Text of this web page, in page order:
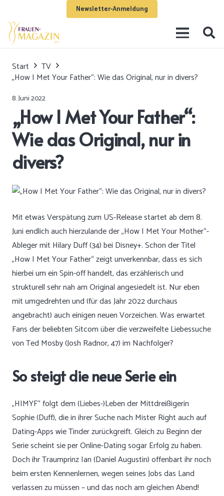
Newsletter-Anmeldung
Start
TV
„How I Met Your Father“: Wie das Original, nur in divers?
8. Juni 2022
„How I Met Your Father“:
Wie das Original, nur in
divers?
Mit etwas Verspätung zum US-Release startet ab dem 8.
Juni endlich auch hierzulande der „How I Met Your Mother“-
Ableger mit Hilary Duff (34) bei Disney+. Schon der Titel
„How I Met Your Father“ zeigt unverkennbar, dass es sich
hierbei um ein Spin-off handelt, das erzählerisch und
strukturell sehr nah am Original angesiedelt ist. Nur eben
mit umgedrehten und (für das Jahr 2022 durchaus
angebracht) auch einigen neuen Vorzeichen. Was erwartet
Fans der beliebten Sitcom über die verzweifelte Liebessuche
von Ted Mosby (Josh Radnor, 47) im Nachfolger?
So steigt die neue Serie ein
„HIMYF“ folgt dem (Liebes-)Leben der Mittdreißigerin
Sophie (Duff), die in ihrer Suche nach Mister Right auch auf
Dating-Apps wie Tinder zurückgreift. Gleich zu Beginn der
Serie scheint sie per Online-Dating sogar Erfolg zu haben.
Doch ihr Traumprinz Ian (Daniel Augustin) offenbart ihr noch
beim ersten Kennenlernen, wegen seines Jobs das Land
verlassen zu müssen – und das noch am gleichen Abend!